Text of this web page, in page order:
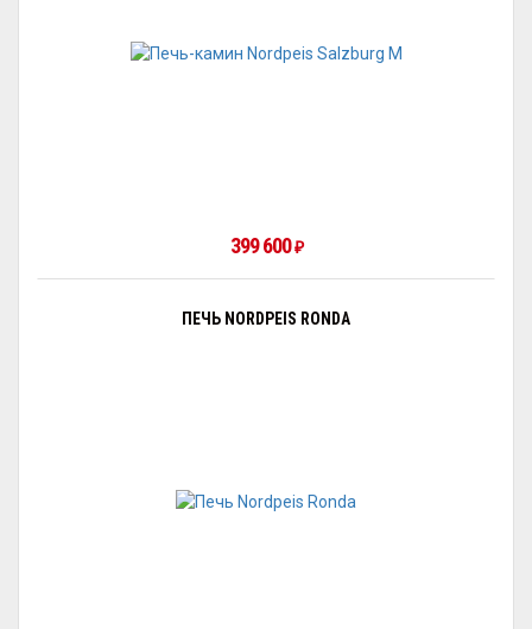
399 600 ₽
ПЕЧЬ NORDPEIS RONDA